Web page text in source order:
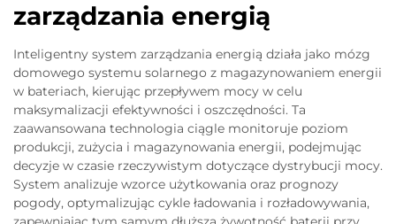
zarządzania energią
Inteligentny system zarządzania energią działa jako mózg
domowego systemu solarnego z magazynowaniem energii
w bateriach, kierując przepływem mocy w celu
maksymalizacji efektywności i oszczędności. Ta
zaawansowana technologia ciągle monitoruje poziom
produkcji, zużycia i magazynowania energii, podejmując
decyzje w czasie rzeczywistym dotyczące dystrybucji mocy.
System analizuje wzorce użytkowania oraz prognozy
pogody, optymalizując cykle ładowania i rozładowywania,